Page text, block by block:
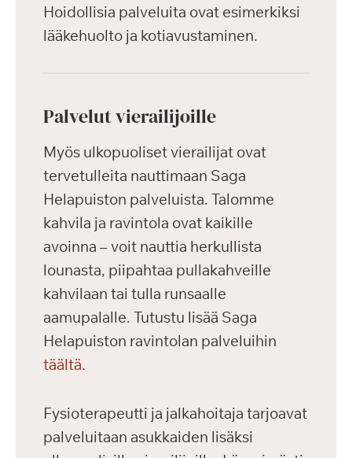
Hoidollisia palveluita ovat esimerkiksi
lääkehuolto ja kotiavustaminen.
Palvelut vierailijoille
Myös ulkopuoliset vierailijat ovat
tervetulleita nauttimaan Saga
Helapuiston palveluista. Talomme
kahvila ja ravintola ovat kaikille
avoinna – voit nauttia herkullista
lounasta, piipahtaa pullakahveille
kahvilaan tai tulla runsaalle
aamupalalle. Tutustu lisää Saga
Helapuiston ravintolan palveluihin
täältä.
Fysioterapeutti ja jalkahoitaja tarjoavat
palveluitaan asukkaiden lisäksi